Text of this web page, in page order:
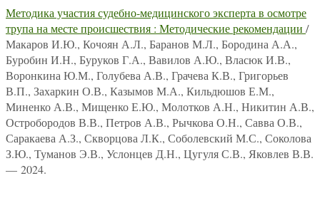
Методика участия судебно-медицинского эксперта в осмотре
трупа на месте происшествия : Методические рекомендации /
Макаров И.Ю., Кочоян А.Л., Баранов М.Л., Бородина А.А.,
Буробин И.Н., Буруков Г.А., Вавилов А.Ю., Власюк И.В.,
Воронкина Ю.М., Голубева А.В., Грачева К.В., Григорьев
В.П., Захаркин О.В., Казымов М.А., Кильдюшов Е.М.,
Миненко А.В., Мищенко Е.Ю., Молотков А.Н., Никитин А.В.,
Остробородов В.В., Петров А.В., Рычкова О.Н., Савва О.В.,
Саракаева А.З., Скворцова Л.К., Соболевский М.С., Соколова
З.Ю., Туманов Э.В., Услонцев Д.Н., Цугуля С.В., Яковлев В.В.
— 2024.